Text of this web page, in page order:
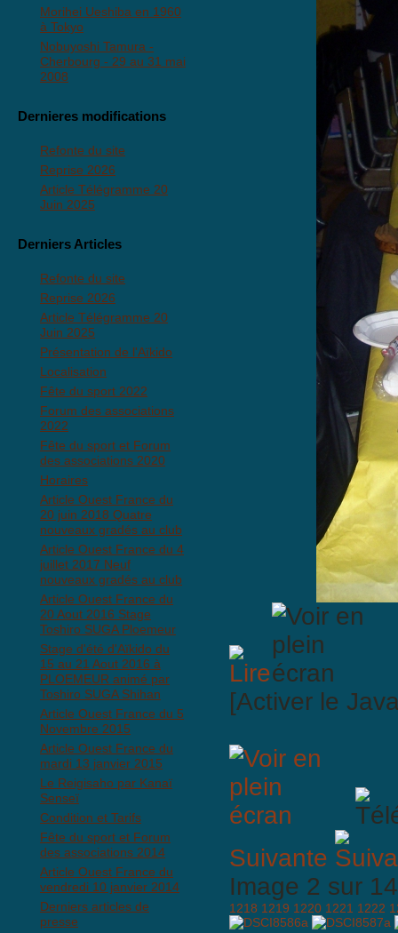
Morihei Ueshiba en 1960
à Tokyo
Nobuyoshi Tamura -
Cherbourg - 29 au 31 mai
2008
Dernieres modifications
Refonte du site
Reprise 2026
Article Télégramme 20
Juin 2025
Derniers Articles
Refonte du site
Reprise 2026
Article Télégramme 20
Juin 2025
Présentation de l'Aïkido
Localisation
Fête du sport 2022
Forum des associations
2022
Fête du sport et Forum
des associations 2020
Horaires
Article Ouest France du
20 juin 2018 Quatre
nouveaux gradés au club
Article Ouest France du 4
juillet 2017 Neuf
nouveaux gradés au club
Article Ouest France du
20 Aout 2016 Stage
Toshiro SUGA Ploemeur
Stage d'été d'Aïkido du
15 au 21 Aout 2016 à
PLOEMEUR animé par
Toshiro SUGA Shihan
Article Ouest France du 5
Novembre 2015
Article Ouest France du
mardi 13 janvier 2015
Le Reigisaho par Kanaï
Senseï
Condition et Tarifs
Fête du sport et Forum
des associations 2014
Article Ouest France du
vendredi 10 janvier 2014
Derniers articles de
presse
[Activer le
Suivante
Image 2 sur
1218 1219 1220 1221 1222